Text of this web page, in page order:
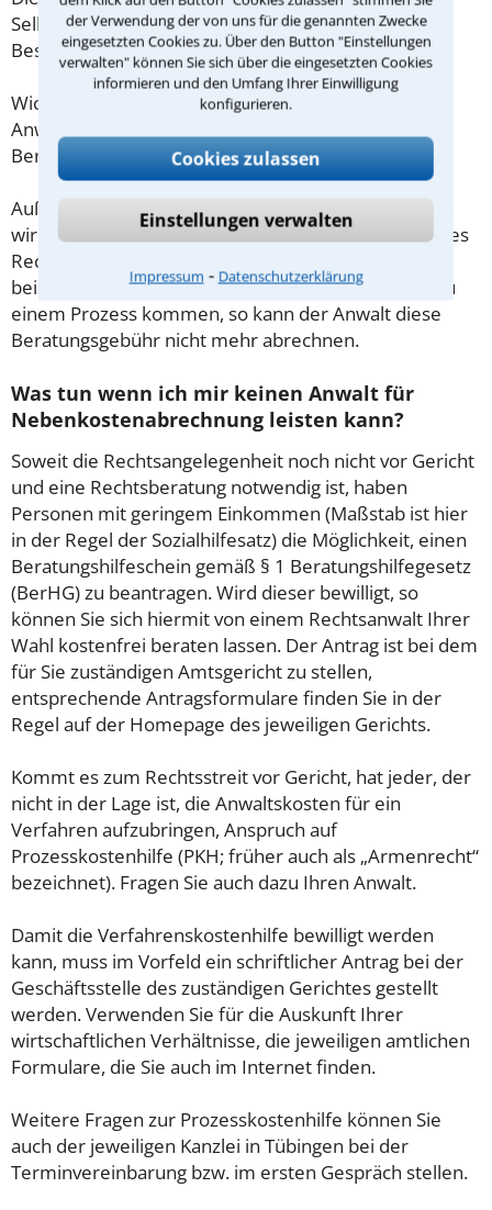
der Verwendung der von uns für die genannten Zwecke
eingesetzten Cookies zu. Über den Button "Einstellungen
verwalten" können Sie sich über die eingesetzten Cookies
informieren und den Umfang Ihrer Einwilligung
konfigurieren.
Cookies zulassen
Einstellungen verwalten
Impressum ⁃ Datenschutzerklärung
Selbstständige oder Freiberufler gilt diese
Beschränkung nicht.
Wichtig daher: Klären Sie die Kostenfrage mit Ihrem
Anwalt aus Tübingen schon zu Beginn der ersten
Beratung.
Außerdem gut zu wissen: Gemäß § 34 Absatz 2 RVG
wird die Beratungsgebühr auf weitere Tätigkeiten des
Rechtsanwalts angerechnet. Sollte es also
beispielsweise aufgrund des Beratungsgesprächs zu
einem Prozess kommen, so kann der Anwalt diese
Beratungsgebühr nicht mehr abrechnen.
Was tun wenn ich mir keinen Anwalt für
Nebenkostenabrechnung leisten kann?
Soweit die Rechtsangelegenheit noch nicht vor Gericht
und eine Rechtsberatung notwendig ist, haben
Personen mit geringem Einkommen (Maßstab ist hier
in der Regel der Sozialhilfesatz) die Möglichkeit, einen
Beratungshilfeschein gemäß § 1 Beratungshilfegesetz
(BerHG) zu beantragen. Wird dieser bewilligt, so
können Sie sich hiermit von einem Rechtsanwalt Ihrer
Wahl kostenfrei beraten lassen. Der Antrag ist bei dem
für Sie zuständigen Amtsgericht zu stellen,
entsprechende Antragsformulare finden Sie in der
Regel auf der Homepage des jeweiligen Gerichts.
Kommt es zum Rechtsstreit vor Gericht, hat jeder, der
nicht in der Lage ist, die Anwaltskosten für ein
Verfahren aufzubringen, Anspruch auf
Prozesskostenhilfe (PKH; früher auch als „Armenrecht“
bezeichnet). Fragen Sie auch dazu Ihren Anwalt.
Damit die Verfahrenskostenhilfe bewilligt werden
kann, muss im Vorfeld ein schriftlicher Antrag bei der
Geschäftsstelle des zuständigen Gerichtes gestellt
werden. Verwenden Sie für die Auskunft Ihrer
wirtschaftlichen Verhältnisse, die jeweiligen amtlichen
Formulare, die Sie auch im Internet finden.
Weitere Fragen zur Prozesskostenhilfe können Sie
auch der jeweiligen Kanzlei in Tübingen bei der
Terminvereinbarung bzw. im ersten Gespräch stellen.